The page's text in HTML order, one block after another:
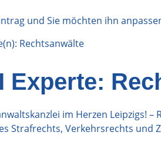
und Sie möchten ihn
Rechtsanwälte
Experte:
im Herzen Leipzigs!
Strafrechts, Verkehrsrechts und